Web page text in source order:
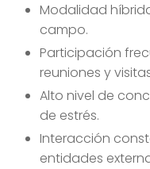
Modalidad
campo.
Participación
reuniones y
Alto nivel de
de estrés.
Interacción
entidades